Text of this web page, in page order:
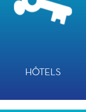
HÔTELS
HÔTELS
· 7 hôtels Disney